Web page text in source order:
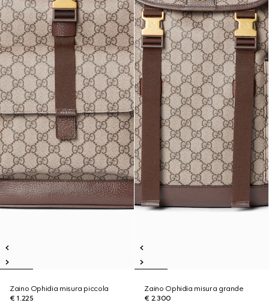
Zaino Ophidia misura piccola
€ 1.225
Zaino Ophidia misura grande
€ 2.300